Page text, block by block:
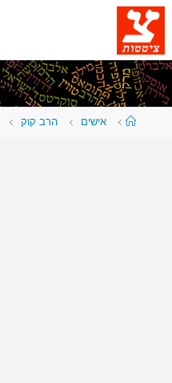
דלגו
לתוכן
עמודאישים הרב קוק